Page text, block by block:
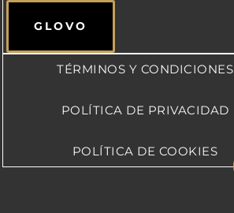
GLOVO
TÉRMINOS Y CONDICIONES
POLÍTICA DE PRIVACIDAD
POLÍTICA DE COOKIES